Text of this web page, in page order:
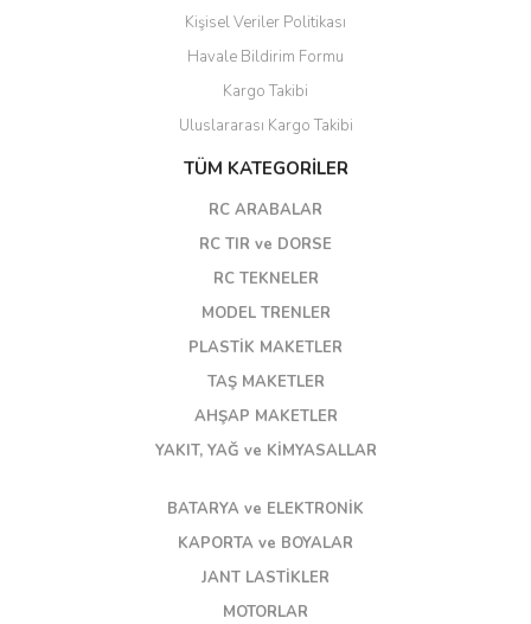
Kişisel Veriler Politikası
Havale Bildirim Formu
Kargo Takibi
Uluslararası Kargo Takibi
TÜM KATEGORİLER
RC ARABALAR
RC TIR ve DORSE
RC TEKNELER
MODEL TRENLER
PLASTİK MAKETLER
TAŞ MAKETLER
AHŞAP MAKETLER
YAKIT, YAĞ ve KİMYASALLAR
BATARYA ve ELEKTRONİK
KAPORTA ve BOYALAR
JANT LASTİKLER
MOTORLAR